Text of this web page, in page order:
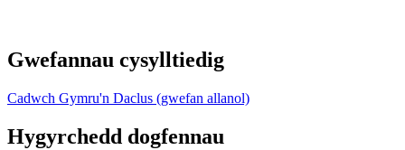
Gwefannau cysylltiedig
Cadwch Gymru'n Daclus (gwefan allanol)
Hygyrchedd dogfennau